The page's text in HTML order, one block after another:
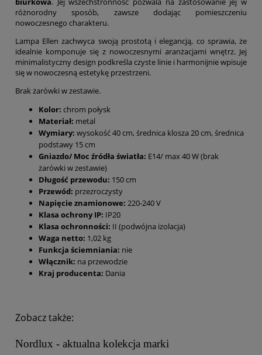
różnorodny sposób, zawsze dodając pomieszczeniu
nowoczesnego charakteru.
Lampa Ellen zachwyca swoją prostotą i elegancją, co sprawia, że
idealnie komponuje się z nowoczesnymi aranżacjami wnętrz. Jej
minimalistyczny design podkreśla czyste linie i harmonijnie wpisuje
się w nowoczesną estetykę przestrzeni.
Brak żarówki w zestawie.
Kolor: chrom połysk
Materiał: metal
Wymiary: wysokość 40 cm, średnica klosza 20 cm, średnica
podstawy 15 cm
Gniazdo/ Moc źródła światła: E14/ max 40 W (brak
żarówki w zestawie)
Długość przewodu: 150 cm
Przewód: przezroczysty
Napięcie znamionowe: 220-240 V
Klasa ochrony IP: IP20
Klasa ochronności: II (podwójna izolacja)
Waga netto: 1,02 kg
Funkcja ściemniania: nie
Włącznik: na przewodzie
Kraj producenta: Dania
Zobacz także:
Nordlux - aktualna kolekcja marki